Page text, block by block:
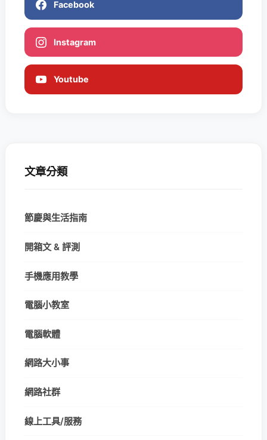
Facebook
Instagram
Youtube
文章分類
節慶與生活指南
開箱文 & 評測
手機應用教學
電腦小教室
電腦軟體
網路大小事
網路社群
線上工具/服務